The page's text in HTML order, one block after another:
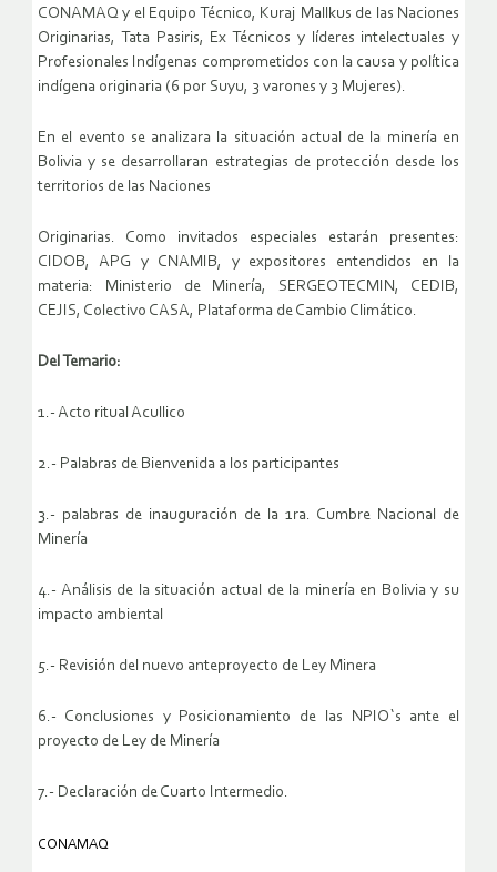
CONAMAQ y el Equipo Técnico, Kuraj Mallkus de las Naciones
Originarias, Tata Pasiris, Ex Técnicos y líderes intelectuales y
Profesionales Indígenas comprometidos con la causa y política
indígena originaria (6 por Suyu, 3 varones y 3 Mujeres).
En el evento se analizara la situación actual de la minería en
Bolivia y se desarrollaran estrategias de protección desde los
territorios de las Naciones
Originarias. Como invitados especiales estarán presentes:
CIDOB, APG y CNAMIB, y expositores entendidos en la
materia: Ministerio de Minería, SERGEOTECMIN, CEDIB,
CEJIS, Colectivo CASA, Plataforma de Cambio Climático.
Del Temario:
1.- Acto ritual Acullico
2.- Palabras de Bienvenida a los participantes
3.- palabras de inauguración de la 1ra. Cumbre Nacional de
Minería
4.- Análisis de la situación actual de la minería en Bolivia y su
impacto ambiental
5.- Revisión del nuevo anteproyecto de Ley Minera
6.- Conclusiones y Posicionamiento de las NPIO`s ante el
proyecto de Ley de Minería
7.- Declaración de Cuarto Intermedio.
CONAMAQ